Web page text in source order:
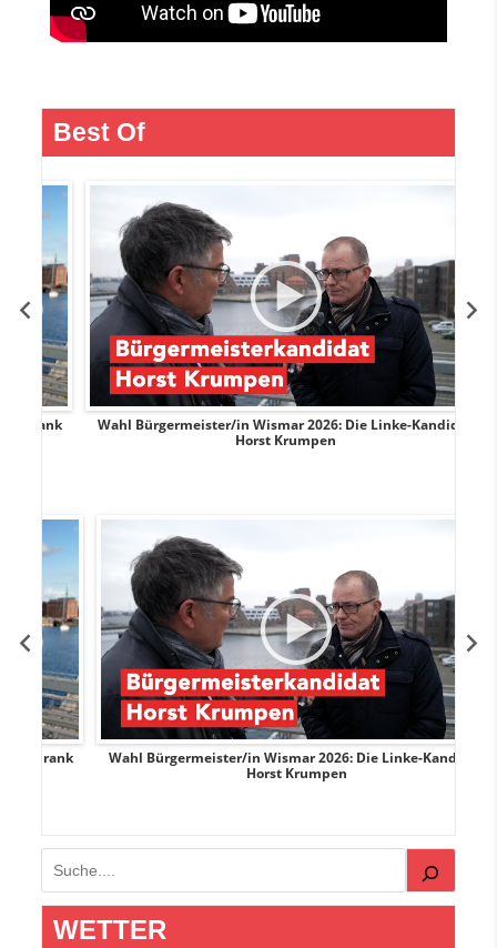
Best Of
Wahl Bürgermeister/in Wismar 2026: Die Linke-Kandidat
Horst Krumpen
Wahl Bürgermeister/in Wismar 2026: Die Linke-Kandidat
Horst Krumpen
Suchen
WETTER